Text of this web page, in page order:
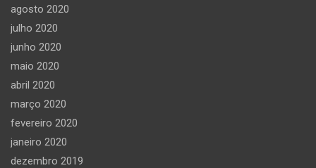
agosto 2020
julho 2020
junho 2020
maio 2020
abril 2020
março 2020
fevereiro 2020
janeiro 2020
dezembro 2019